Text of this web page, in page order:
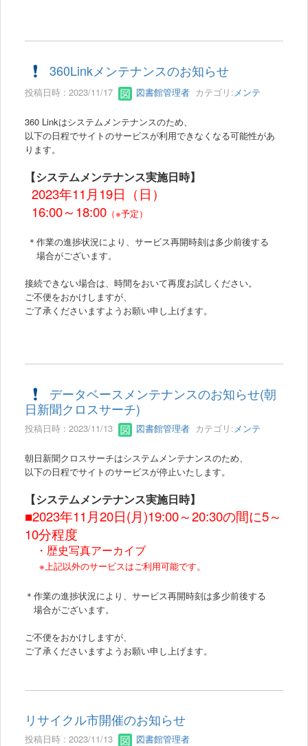
360Linkメンテナンスのお知らせ
投稿日時 : 2023/11/17 図書館管理者 カテゴリ:メンテ
360 Linkはシステムメンテナンスのため、
以下の日程でサイトのサービスが利用できなくなる可能性があ
ります。
【システムメンテナンス実施日時】
2023年11月19日（日）
16:00～18:00 （※予定）
＊作業の進捗状況により、サービス再開時刻は多少前後する
場合がございます。
接続できない場合は、時間をおいて再度お試しください。
ご不便をおかけしますが、
ご了承くださいますようお願い申し上げます。
データベースメンテナンスのお知らせ(朝
日新聞クロスサーチ)
投稿日時 : 2023/11/13 図書館管理者 カテゴリ:メンテ
朝日新聞クロスサーチはシステムメンテナンスのため、
以下の日程でサイトのサービスが停止いたします。
【システムメンテナンス実施日時】
■2023年11 月20日(月)19:00～20:30の間に5～
10分程度
・歴史写真アーカイブ
※上記以外のサービスはご利用可能です。
＊作業の進捗状況により、サービス再開時刻は多少前後する
場合がございます。
ご不便をおかけしますが、
ご了承くださいますようお願い申し上げます。
リサイクル市開催のお知らせ
投稿日時 : 2023/11/13 図書館管理者